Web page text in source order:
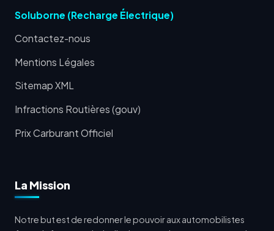
Soluborne (Recharge Électrique)
Contactez-nous
Mentions Légales
Sitemap XML
Infractions Routières (gouv)
Prix Carburant Officiel
La Mission
Notre but est de redonner le pouvoir aux automobilistes